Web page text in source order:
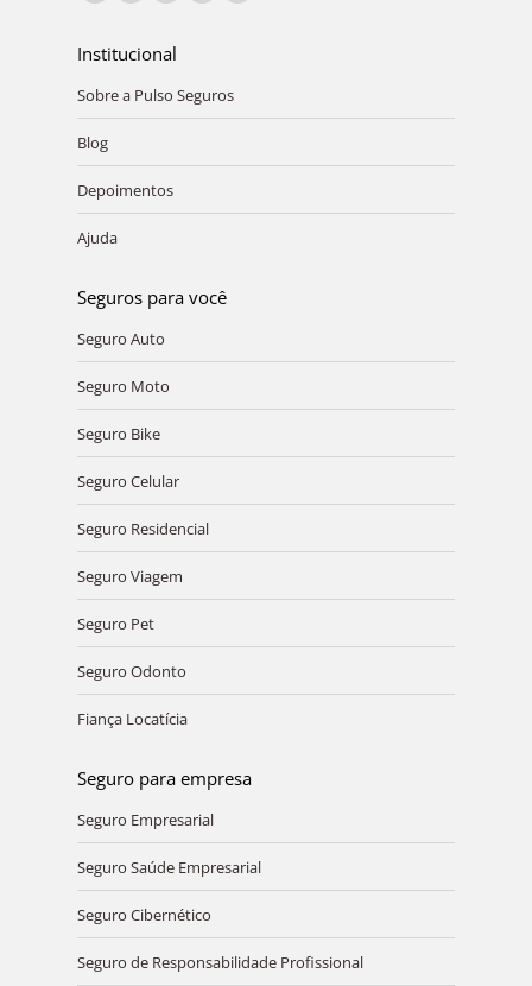
opens
in
window
opens
in
opens
in
in
Institucional
Sobre a Pulso Seguros
Blog
Depoimentos
Ajuda
Seguros para você
Seguro Auto
Seguro Moto
Seguro Bike
Seguro Celular
Seguro Residencial
Seguro Viagem
Seguro Pet
Seguro Odonto
Fiança Locatícia
Seguro para empresa
Seguro Empresarial
Seguro Saúde Empresarial
Seguro Cibernético
Seguro de Responsabilidade Profissional